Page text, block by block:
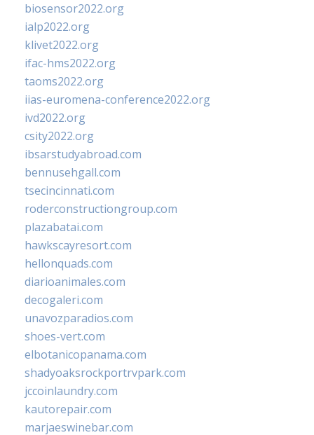
biosensor2022.org
ialp2022.org
klivet2022.org
ifac-hms2022.org
taoms2022.org
iias-euromena-conference2022.org
ivd2022.org
csity2022.org
ibsarstudyabroad.com
bennusehgall.com
tsecincinnati.com
roderconstructiongroup.com
plazabatai.com
hawkscayresort.com
hellonquads.com
diarioanimales.com
decogaleri.com
unavozparadios.com
shoes-vert.com
elbotanicopanama.com
shadyoaksrockportrvpark.com
jccoinlaundry.com
kautorepair.com
marjaeswinebar.com